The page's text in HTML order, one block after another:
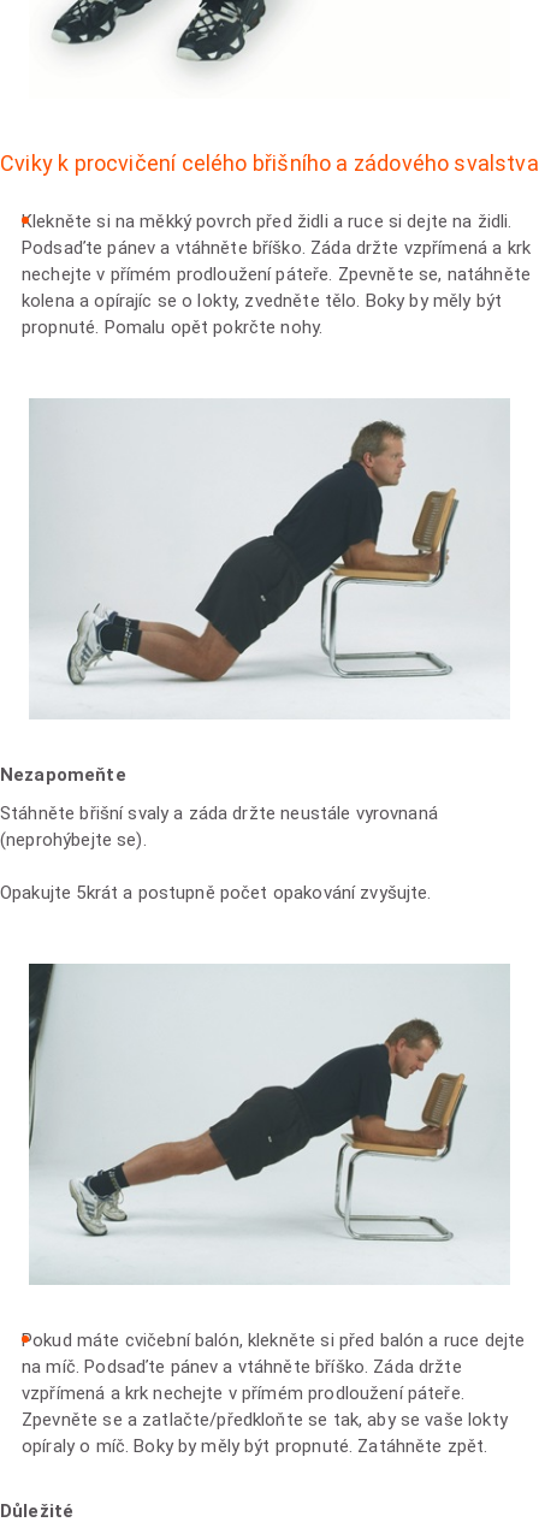
Cviky k procvičení celého břišního a zádového svalstva
Klekněte si na měkký povrch před židli a ruce si dejte na židli.
Podsaďte pánev a vtáhněte bříško. Záda držte vzpřímená a krk
nechejte v přímém prodloužení páteře. Zpevněte se, natáhněte
kolena a opírajíc se o lokty, zvedněte tělo. Boky by měly být
propnuté. Pomalu opět pokrčte nohy.
Nezapomeňte
Stáhněte břišní svaly a záda držte neustále vyrovnaná
(neprohýbejte se).
Opakujte 5krát a postupně počet opakování zvyšujte.
Pokud máte cvičební balón, klekněte si před balón a ruce dejte
na míč. Podsaďte pánev a vtáhněte bříško. Záda držte
vzpřímená a krk nechejte v přímém prodloužení páteře.
Zpevněte se a zatlačte/předkloňte se tak, aby se vaše lokty
opíraly o míč. Boky by měly být propnuté. Zatáhněte zpět.
Důležité